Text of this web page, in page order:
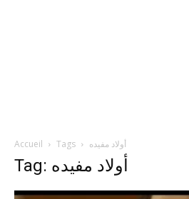
Accueil Tags أولاد مفيده
Tag: أولاد مفيده